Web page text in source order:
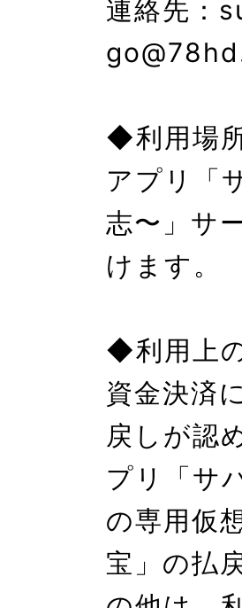
連絡先：
◆利用場
アプリ「
志〜」サ
けます。
◆利用上
資金決済
戻しが認
プリ「サ
の専用仮
宝」の払